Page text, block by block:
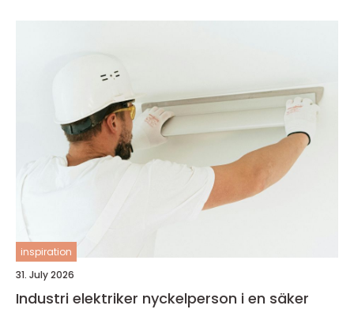
inspiration
31. July 2026
Industri elektriker nyckelperson i en säker